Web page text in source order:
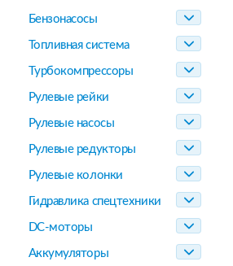
Бензонасосы
Топливная система
Турбокомпрессоры
Рулевые рейки
Рулевые насосы
Рулевые редукторы
Рулевые колонки
Гидравлика спецтехники
DC-моторы
Аккумуляторы